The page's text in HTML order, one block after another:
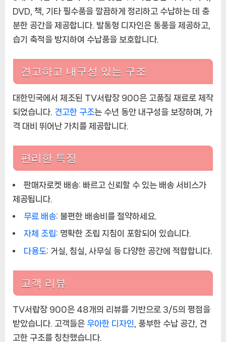
DVD, 책, 기타 필수품을 깔끔하게 정리하고 수납하는 데 충
분한 공간을 제공합니다. 발통형 디자인은 통풍을 제공하고,
습기 축적을 방지하여 수납품을 보호합니다.
견고하고 내구성 있는 구조
대한민국에서 제조된 TV서랍장 900은 고품질 재료로 제작
되었습니다. 견고한 구조는 수년 동안 내구성을 보장하며, 가
격 대비 뛰어난 가치를 제공합니다.
편리한 특징
판매자로켓 배송: 빠르고 신뢰할 수 있는 배송 서비스가
제공됩니다.
무료 배송: 불편한 배송비를 절약하세요.
자체 조립: 명확한 조립 지침이 포함되어 있습니다.
다용도: 거실, 침실, 사무실 등 다양한 공간에 적합합니다.
고객 리뷰
TV서랍장 900은 48개의 리뷰를 기반으로 3/5의 평점을
받았습니다. 고객들은 우아한 디자인
, 풍부한 수납 공간, 견
고한 구조를 칭찬했습니다.